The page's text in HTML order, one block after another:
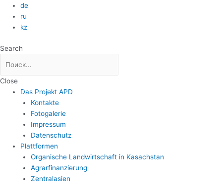
Zum
Inhalt
springen
de
ru
kz
Search
Close
Das Projekt APD
Kontakte
Fotogalerie
Impressum
Datenschutz
Plattformen
Organische Landwirtschaft in Kasachstan
Agrarfinanzierung
Zentralasien